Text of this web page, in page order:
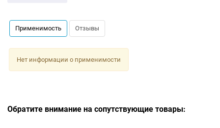
Применимость Отзывы
Нет информации о применимости
Обратите внимание на сопутствующие товары: